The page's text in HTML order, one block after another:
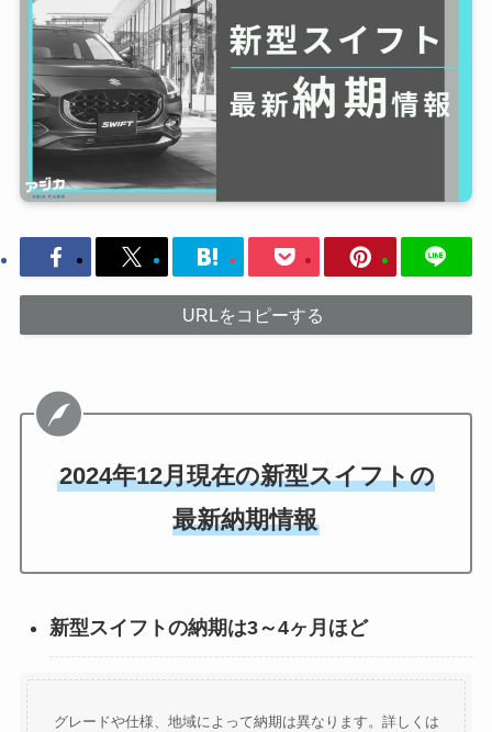
URLをコピーする
2024年12月現在の新型スイフトの
最新納期情報
新型スイフトの納期は3～4ヶ月ほど
グレードや仕様、地域によって納期は異なります。詳しくは